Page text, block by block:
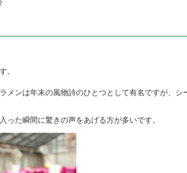
。
メンは年末の風物詩のひとつとして有名ですが、
った瞬間に驚きの声をあげる方が多いです。